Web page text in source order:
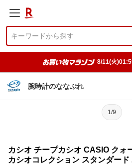
8/11(火
腕時計のななぷれ
1/9
カシオ チープカシオ CASIO クォ
カシオコレクション スタンダー